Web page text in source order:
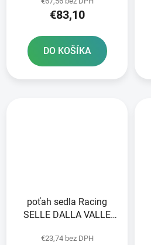
€83,10
DO KOŠÍKA
poťah sedla Racing
SELLE DALLA VALLE
€23,74 bez DPH